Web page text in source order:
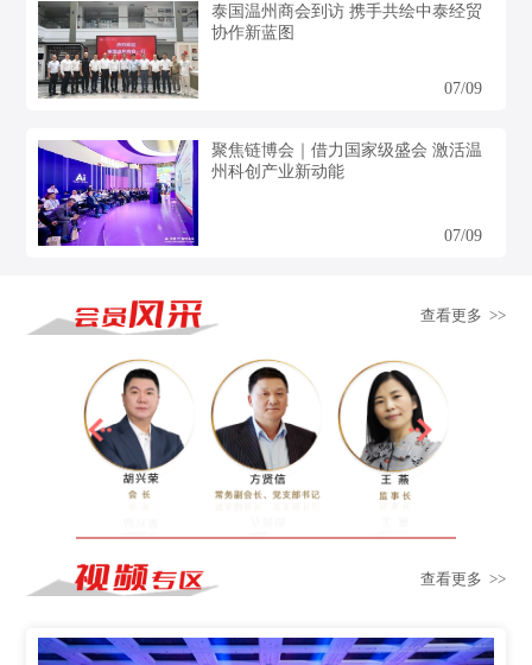
泰国温州商会到访 携手共绘中泰经贸
协作新蓝图
07/09
聚焦链博会｜借力国家级盛会 激活温
州科创产业新动能
07/09
查看更多 >>
查看更多 >>